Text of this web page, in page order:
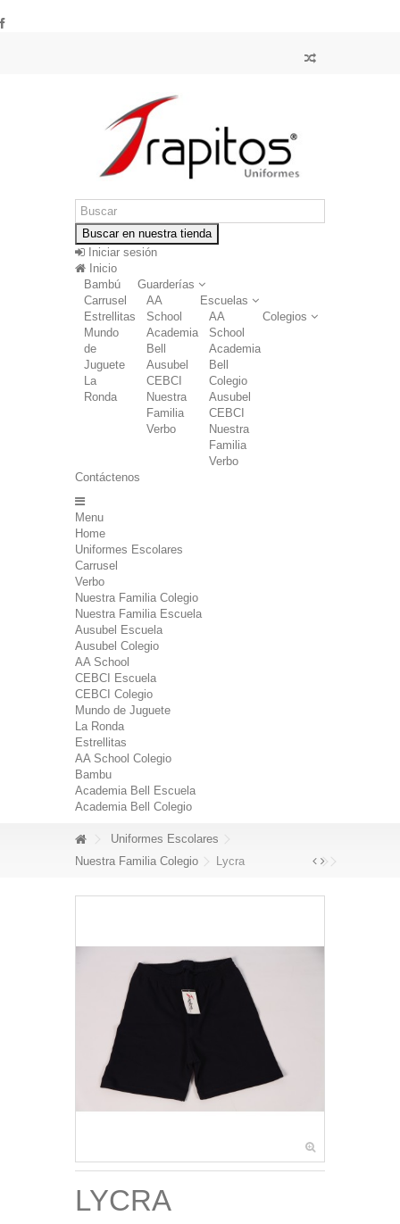
Buscar en nuestra tienda
Iniciar sesión
Inicio
Guarderías
Bambú
Carrusel
Estrellitas
Mundo
de
Juguete
La
Ronda
Escuelas
AA
School
Academia
Bell
Ausubel
CEBCI
Nuestra
Familia
Verbo
Colegios
AA
School
Academia
Bell
Colegio
Ausubel
CEBCI
Nuestra
Familia
Verbo
Contáctenos
Menu
Home
Uniformes Escolares
Carrusel
Verbo
Nuestra Familia Colegio
Nuestra Familia Escuela
Ausubel Escuela
Ausubel Colegio
AA School
CEBCI Escuela
CEBCI Colegio
Mundo de Juguete
La Ronda
Estrellitas
AA School Colegio
Bambu
Academia Bell Escuela
Academia Bell Colegio
Uniformes Escolares
Nuestra Familia Colegio
Lycra
LYCRA